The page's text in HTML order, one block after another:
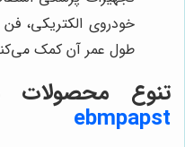
طول عمر آن کمک
تنوع محصولات
ebmpapst